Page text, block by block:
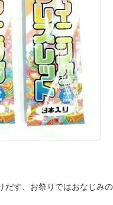
だす、お祭りではおなじみの